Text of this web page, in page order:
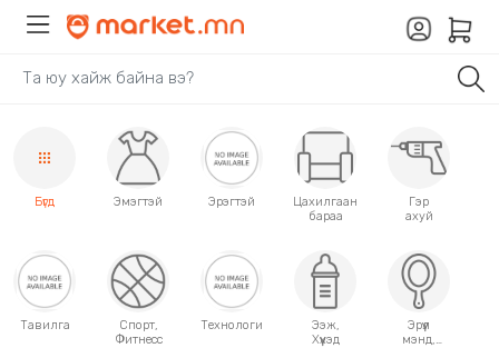
Бүгд Эмэгтэй Эрэгтэй
Цахилгаан
бараа
Гэр
ахуй
Тавилга
Спорт,
Фитнесс
Технологи
Ээж,
Хүүхэд
Эрүүл
мэнд,